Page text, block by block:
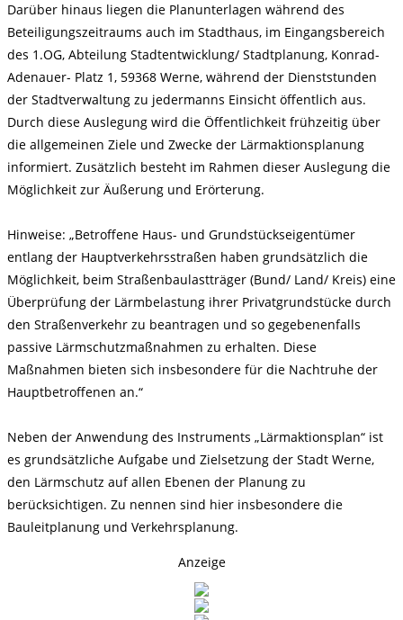
Darüber hinaus liegen die Planunterlagen während des
Beteiligungszeitraums auch im Stadthaus, im Eingangsbereich
des 1.OG, Abteilung Stadtentwicklung/ Stadtplanung, Konrad-
Adenauer- Platz 1, 59368 Werne, während der Dienststunden
der Stadtverwaltung zu jedermanns Einsicht öffentlich aus.
Durch diese Auslegung wird die Öffentlichkeit frühzeitig über
die allgemeinen Ziele und Zwecke der Lärmaktionsplanung
informiert. Zusätzlich besteht im Rahmen dieser Auslegung die
Möglichkeit zur Äußerung und Erörterung.
Hinweise: „Betroffene Haus- und Grundstückseigentümer
entlang der Hauptverkehrsstraßen haben grundsätzlich die
Möglichkeit, beim Straßenbaulastträger (Bund/ Land/ Kreis) eine
Überprüfung der Lärmbelastung ihrer Privatgrundstücke durch
den Straßenverkehr zu beantragen und so gegebenenfalls
passive Lärmschutzmaßnahmen zu erhalten. Diese
Maßnahmen bieten sich insbesondere für die Nachtruhe der
Hauptbetroffenen an.“
Neben der Anwendung des Instruments „Lärmaktionsplan“ ist
es grundsätzliche Aufgabe und Zielsetzung der Stadt Werne,
den Lärmschutz auf allen Ebenen der Planung zu
berücksichtigen. Zu nennen sind hier insbesondere die
Bauleitplanung und Verkehrsplanung.
Anzeige